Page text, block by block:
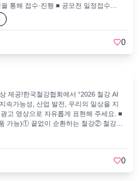
통해 접수·진행​ ■ 공모전 일정접수
과 발표일은 주최 측 사정에 따라 변경
30초 / AI 숏폼 (9:16) 10초~1분 미만
트레칭, 자세를 알아서 바꿔주는 스마트
(기능적·혁신적·프리미엄)​부문 B | 비렉
능 (1인/팀당 최대 4편, 중복 수상 가능)​​■
명)부문 A (AI 영상광고 / AI 숏폼) : 최우
문 B (AI 영상광고 / AI 숏폼) : 최우수상
포함 부문별·형식별 총 9개 부문 수상​​■
콘텐츠로 활용 가능AI-Kive 앰버서더 지
수상작·인터뷰 게재우수 수상자 스튜디
상세 요강 페이지
0
제공!한국철강협회에서 “2026 철강 AI
속가능성, 산업 발전, 우리의 일상을 지
고 영상으로 자유롭게 표현해 주세요. ■
가능)① 끝없이 순환하는 철강② 철강이
이는 철강④ 철강과 관련된 자유 주제
를 확인해 보세요!자세한 내용은 “한국
광고 영상· FHD(1,920×1,080) 이상· 16:9
또는 후반부에 AI 제작 고지 문구 필수 삽
0